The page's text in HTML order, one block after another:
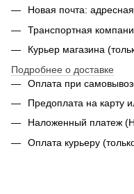
Новая почта:
Транспортная
Курьер магазина
Подробнее о доставке
Оплата при
Предоплата на карту
Наложенный платеж
Оплата курьеру